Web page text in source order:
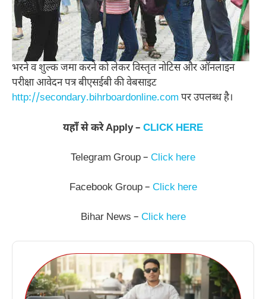
भरने व शुल्क जमा करने को लेकर विस्तृत नोटिस और ऑनलाइन
परीक्षा आवेदन पत्र बीएसईबी की वेबसाइट
http://secondary.bihrboardonline.com पर उपलब्ध है।
यहाँ से करे Apply – CLICK HERE
Telegram Group – Click here
Facebook Group – Click here
Bihar News – Click here